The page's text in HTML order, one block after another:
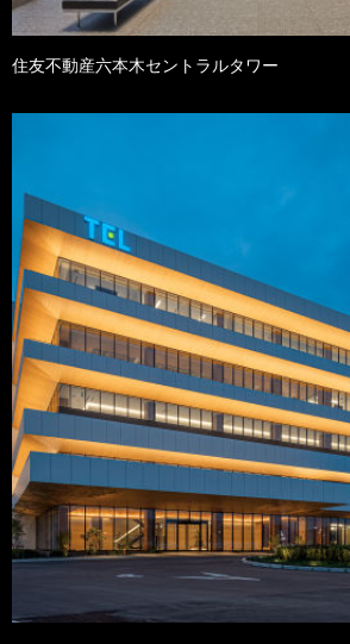
住友不動産六本木セントラルタワー